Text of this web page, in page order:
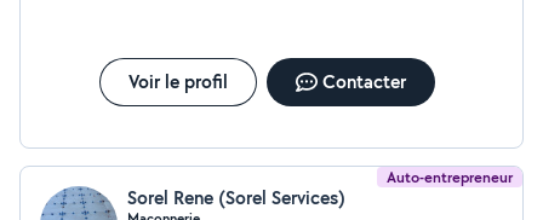
Voir le profil Contacter
Auto-entrepreneur
Sorel Rene (Sorel Services)